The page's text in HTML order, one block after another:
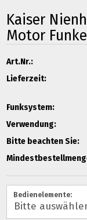
Konto
Passwort
Kaiser
Motor
Art.Nr.:
Lieferzeit:
Funksystem:
Verwendung:
Bitte beachten Sie:
Bedienelemente: